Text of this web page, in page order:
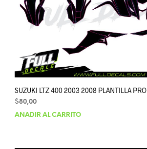
SUZUKI LTZ 400 2003 2008 PLANTILLA PRO
$80,00
AÑADIR AL CARRITO